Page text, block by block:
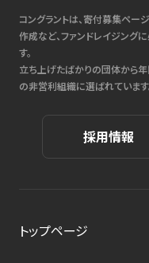
コングラントは、寄付募集ペー
作成など、ファンドレイジング
す。
立ち上げたばかりの団体から
の非営利組織に選ばれています
採用情報
トップページ